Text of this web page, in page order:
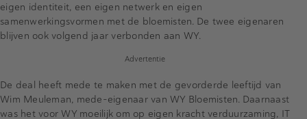
eigen identiteit, een eigen netwerk en eigen
samenwerkingsvormen met de bloemisten. De twee eigenaren
blijven ook volgend jaar verbonden aan WY.
Advertentie
De deal heeft mede te maken met de gevorderde leeftijd van
Wim Meuleman, mede-eigenaar van WY Bloemisten. Daarnaast
was het voor WY moeilijk om op eigen kracht verduurzaming, IT